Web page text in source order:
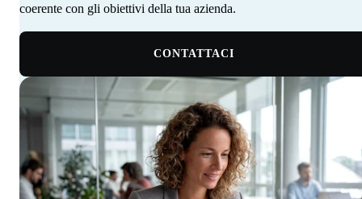
coerente con gli obiettivi della tua azienda. ‍ ‍‍ ‍​​​​‌ ‍ ​‍​‍‌‍ ‌ ​‍‌‍‍‌‌‍‌ ‌‍‍‌‌‍ ‍​‍​‍​ ‍‍​‍​‍‌‍‌​‌‍​‌‌ ‌​‌‍ ‌‍​ ‌‍ ‌‌ ​ ​‍ ‍‌‍​ ‌‍ ‌‍ ‌​‍​‍​‍ ​​‍​‍‌‍‍​‌ ​‍‌‍‌‌‌‍‌‍​‍​‍​ ‍‍​‍​‍‌‍‍​‌ ‌​‌ ‌​‌ ​​‌ ​ ​ ‍‍​‍ ​‍ ‌‍​ ‌‍ ‌‌ ​ ​‍ ‍‌‍‍‌‌‍ ‍‌ ‌​‌‍‌‌‌ ​‍‌‍ ‍‌‍​‌‌‍ ​​‍ ‍​ ​‍​ ‌​‌‍ ‌ ​‍‌‍‌‌‌‍​‍‌ ​ ​‍ ‍‌‍​ ‌‍ ‌‍ ‌​‍ ‌‍‌‌‌‍‌​‌‍‍‌‌ ‌​‌‍ ‌ ​‍​‍ ‌‍‍‌‌ ‌​‌‍‌‌‌‍ ‌‌‌ ‌ ‌​‌ ‍‌‌ ​​‌‍‌‌‌ ​ ​‍ ‌​​‍‌‍ ‍​ ​​​ ‌​‌‌‍​‌​ ​‌‌‍‍‌‌‍​‌‌​‌​ ‌‍‌‌​ ‌ ​ ‌ ‍‍‌ ‌‍‌‌​‌‌​ ‌‌‍‌‌​‌‍‌ ​‍‌‍ ‍‌​​‍‌ ‌ ​‍ ‌‍‍‌‌ ‌​‌‍‌‌‌‍ ‌‌ ​ ​‍ ‌​‍‍‌​ ‍‌ ‌ ‌‍‌‌‌​​‌​ ‌ ‌​‌​‌​​‌‌‌​ ​ ‌‌‌ ‌‌‌‍‍‍​ ​‍‌​‌ ‌‍ ‍‌ ​‍‌ ​‍‌ ‍‌‌‍​‌‌ ‌‍‌​ ‌‌‍‌ ​‍ ‌‍‌‌‌‍‌​‌‍‍‌‌ ‌​​‍​ ‌‍‌‍‌‍‍‌‌‍‌‌‌‍ ​‌‍‌​‌‌​​‌‍​‌‌ ‌​‌‍‍​​ ‌‌ ​ ‌ ‌‌‌‍​‍‌ ‌​‌‍‍‌‌ ‌​‌‍ ​‌‍‌‌​‍ ‍‌‍‍‌‌ ‌​​‍​‍‌
CONTATTACI